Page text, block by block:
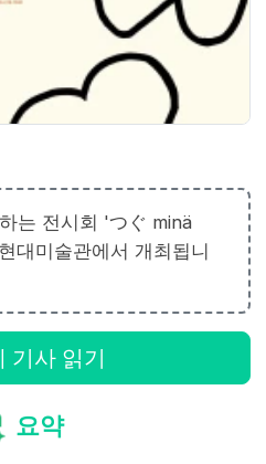
는 전시회 'つぐ minä
대미술관에서 개최됩니
기사 읽기
요약